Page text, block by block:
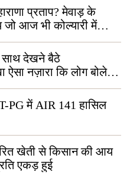
प्रताप? मेवाड़ के
जो आज भी कोल्यारी में
साथ देखने बैठे
ऐसा नज़ारा कि लोग बोले,
हैं”
PG में AIR 141 हासिल
खेती से किसान की आय
एकड़ हुई